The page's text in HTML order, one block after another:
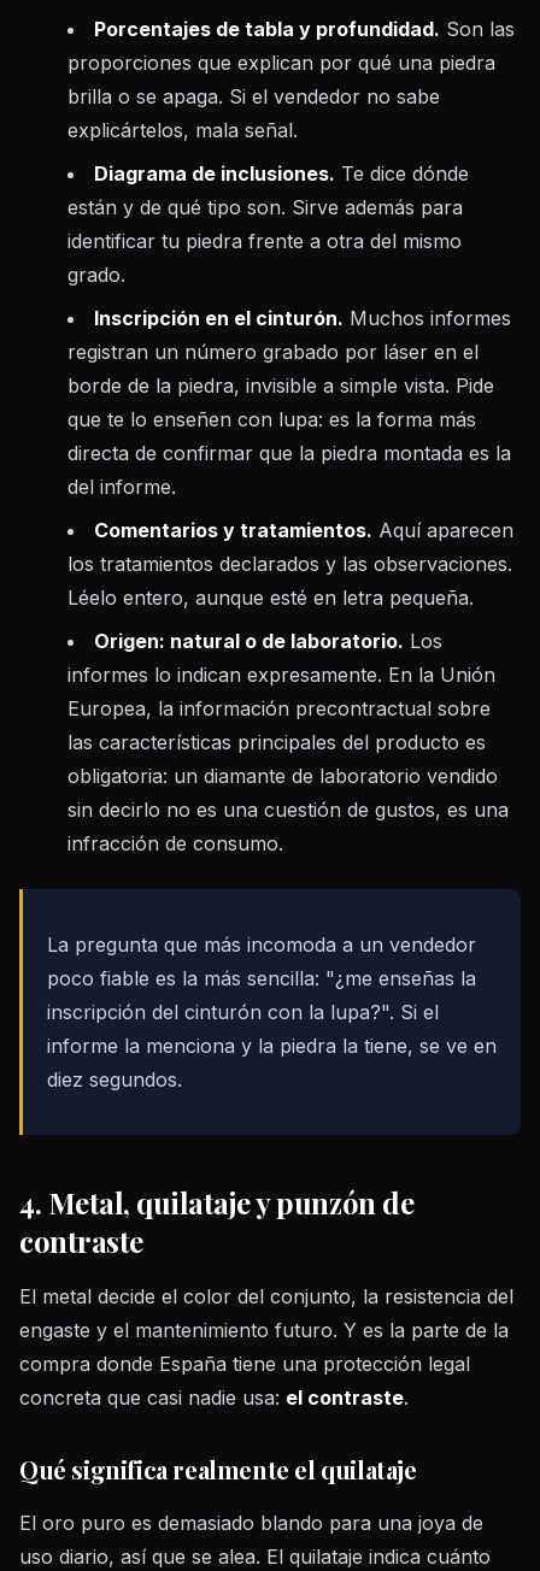
Porcentajes de tabla y profundidad. Son las
proporciones que explican por qué una piedra
brilla o se apaga. Si el vendedor no sabe
explicártelos, mala señal.
Diagrama de inclusiones. Te dice dónde
están y de qué tipo son. Sirve además para
identificar tu piedra frente a otra del mismo
grado.
Inscripción en el cinturón. Muchos informes
registran un número grabado por láser en el
borde de la piedra, invisible a simple vista. Pide
que te lo enseñen con lupa: es la forma más
directa de confirmar que la piedra montada es la
del informe.
Comentarios y tratamientos. Aquí aparecen
los tratamientos declarados y las observaciones.
Léelo entero, aunque esté en letra pequeña.
Origen: natural o de laboratorio. Los
informes lo indican expresamente. En la Unión
Europea, la información precontractual sobre
las características principales del producto es
obligatoria: un diamante de laboratorio vendido
sin decirlo no es una cuestión de gustos, es una
infracción de consumo.
La pregunta que más incomoda a un vendedor
poco fiable es la más sencilla: "¿me enseñas la
inscripción del cinturón con la lupa?". Si el
informe la menciona y la piedra la tiene, se ve en
diez segundos.
4. Metal, quilataje y punzón de
contraste
El metal decide el color del conjunto, la resistencia del
engaste y el mantenimiento futuro. Y es la parte de la
compra donde España tiene una protección legal
concreta que casi nadie usa: el contraste.
Qué significa realmente el quilataje
El oro puro es demasiado blando para una joya de
uso diario, así que se alea. El quilataje indica cuánto